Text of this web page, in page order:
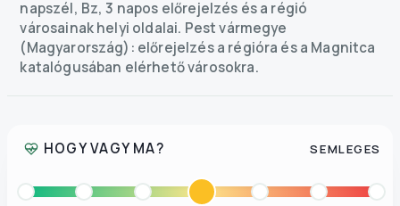
napszél, Bz, 3 napos előrejelzés és a régió
városainak helyi oldalai. Pest vármegye
(Magyarország): előrejelzés a régióra és a Magnitca
katalógusában elérhető városokra.
HOGY VAGY MA? SEMLEGES